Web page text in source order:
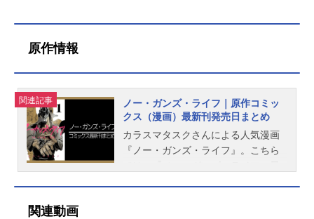
原作情報
関連記事
ノー・ガンズ・ライフ｜原作コミッ
クス（漫画）最新刊発売日まとめ
カラスマタスクさんによる人気漫画
『ノー・ガンズ・ライフ』。こちら
関連動画